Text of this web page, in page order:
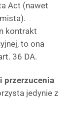
Act (nawet
kontrakt
to ona
36 DA.
przerzucenia
jedynie z